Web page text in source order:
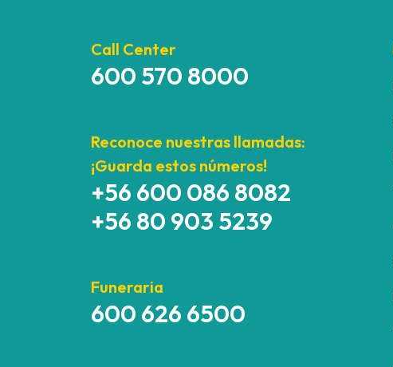
Call Center
600 570 8000
Reconoce nuestras llamadas:
¡Guarda estos números!
+56 600 086 8082
+56 80 903 5239
Funeraria
600 626 6500